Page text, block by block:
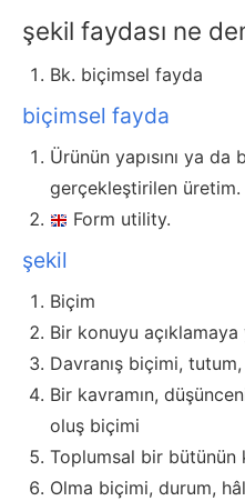
şekil faydası ne
Bk. biçimsel fayda
biçimsel fayda
Ürünün yapısını ya
gerçekleştirilen üretim.
Form utility.
şekil
Biçim
Bir konuyu
Davranış biçimi,
Bir kavramın,
oluş biçimi
Toplumsal bir bütünün
Olma biçimi, durum,